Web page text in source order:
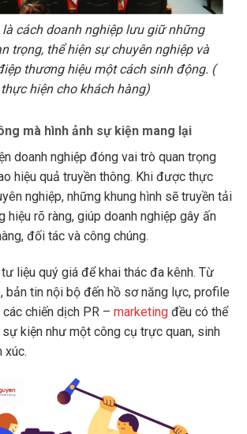
cách doanh nghiệp lưu giữ những
trọng, thể hiện sự chuyên nghiệp và
thương hiệu một cách sinh động. (
hiện cho khách hàng)
mà hình ảnh sự kiện mang lại
doanh nghiệp đóng vai trò quan trọng
hiệu quả truyền thông. Khi được thực
nghiệp, những khung hình sẽ truyền tải
hiệu rõ ràng, giúp doanh nghiệp gây ấn
đối tác và công chúng.
liệu quý giá để khai thác đa kênh. Từ
bản tin nội bộ đến hồ sơ năng lực, profile
chiến dịch PR – marketing đều có thể
kiện như một công cụ trực quan, sinh
xúc.